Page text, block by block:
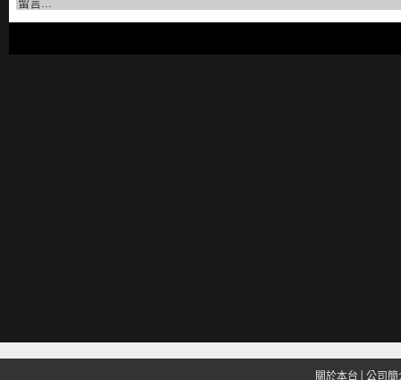
關於本台 公司簡